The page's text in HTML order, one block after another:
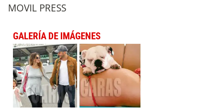
MOVIL PRESS
GALERÍA DE IMÁGENES